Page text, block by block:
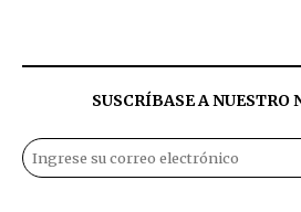
SUSCRÍBASE A NUESTRO